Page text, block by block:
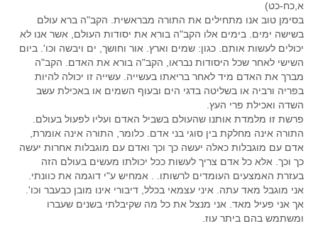
א,כח-כט)
בסימן טוב אנו מתחילים את התורה מבראשית. הקב"ה ברא עולם
בשישה ימים. בימים אלו הקב"ה בורא את יסודות העולם, אשר אנו לא
יכולים לעשות אותם. כגון: שמים וארץ. אור וחושך, ים ויבשה וכו'. ביום
השישי לאחר שכל היסודות נבראו, הקב"ה בורא את האדם. הקב"ה
מברך את האדם מיד לאחר בריאתו בעשייה. עשייה זו יכולה להיות
בפריה ורביה או בשליטה בדגי הים ובעוף השמים או באכילת עשב
השדה ואכילת פרי העץ.
פרשת זו מלמדת אותנו שהעולם בשביל האדם ועליו לפעול בעולם.
התורה אינה מחלקת בין סוגי בני אדם. כלומר, התורה אינה אומרת,
אדם עם מוגבלות כאלה יעשה כך וכך ואדם עם מוגבלות אחרות יעשה
כך וכך. אלא כל אדם צריך לעשות ככל יכולתו מעשים בעולם הזה
בעזרת האמצעים העומדים לרשותו. . אמחיש ע"י דוגמה את כוונתי.
אני מוגבל מאד עתה. איני עצמאי בכלל, דיבורי אינו מובן כבעבר וכו'.
אך אני פעיל מאד. אני מנצל את כל מה שקיבלתי בשנים שעברו
ומשתמש בהם ביתר עוז.